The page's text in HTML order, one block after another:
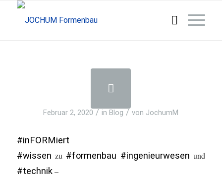
Februar 2, 2020 / inBlog / von JochumM
#inFORMiert
#wissen zu #formenbau #ingenieurwesen und
#technik–